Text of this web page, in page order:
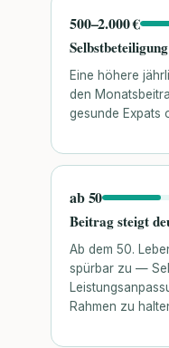
500–2.000 €
Eine höhere
den
gesunde Expats
ab 50
Beitrag steigt
Ab dem 50.
spürbar zu —
Rahmen zu